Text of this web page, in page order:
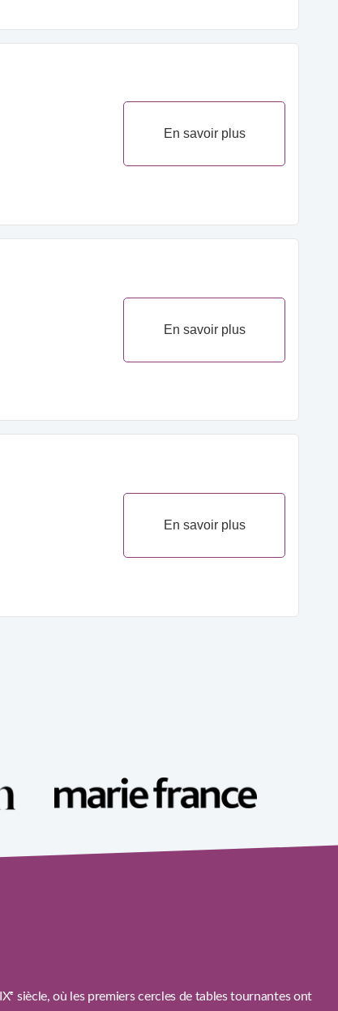
En savoir plus
En savoir plus
En savoir plus
siècle, où les premiers cercles de tables tournantes ont